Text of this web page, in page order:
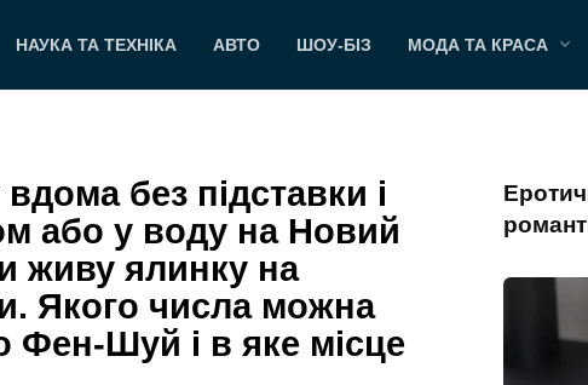
НАУКА ТА ТЕХНІКА АВТО ШОУ-БІЗ МОДА ТА КРАСА
без підставки і
або у воду на Новий
живу ялинку на
Якого числа можна
Фен-Шуй і в яке місце